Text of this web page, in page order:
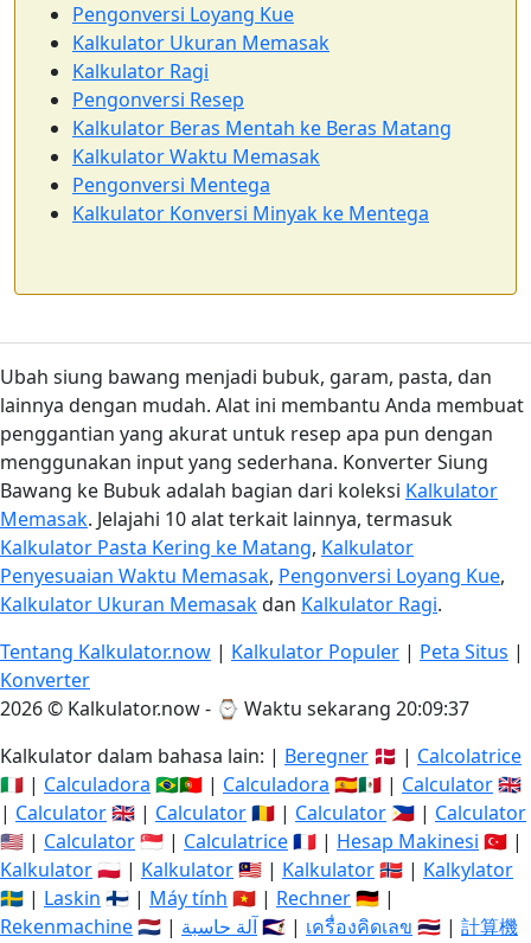
Pengonversi Loyang Kue
Kalkulator Ukuran Memasak
Kalkulator Ragi
Pengonversi Resep
Kalkulator Beras Mentah ke Beras Matang
Kalkulator Waktu Memasak
Pengonversi Mentega
Kalkulator Konversi Minyak ke Mentega
Ubah siung bawang menjadi bubuk, garam, pasta, dan
lainnya dengan mudah. Alat ini membantu Anda membuat
penggantian yang akurat untuk resep apa pun dengan
menggunakan input yang sederhana. Konverter Siung
Bawang ke Bubuk adalah bagian dari koleksi Kalkulator
Memasak. Jelajahi 10 alat terkait lainnya, termasuk
Kalkulator Pasta Kering ke Matang, Kalkulator
Penyesuaian Waktu Memasak, Pengonversi Loyang Kue,
Kalkulator Ukuran Memasakdan Kalkulator Ragi.
Tentang Kalkulator.now | Kalkulator Populer | Peta Situs |
Konverter
2026 © Kalkulator.now - ⌚ Waktu sekarang 20:09:37
Kalkulator dalam bahasa lain: | Beregner 🇩🇰 | Calcolatrice
🇮🇹 | Calculadora 🇧🇷🇵🇹 | Calculadora 🇪🇸🇲🇽 | Calculator🇬🇧
| Calculator🇬🇧 | Calculator🇷🇴 | Calculator 🇵🇭 | Calculator
🇺🇸 | Calculator🇸🇬 | Calculatrice🇫🇷 | Hesap Makinesi 🇹🇷 |
Kalkulator🇵🇱 | Kalkulator🇲🇾 | Kalkulator🇳🇴 | Kalkylator
🇸🇪 | Laskin 🇫🇮 | Máy tính 🇻🇳 | Rechner🇩🇪 |
Rekenmachine🇳🇱 | آلة حاسبة🇸🇦 | เครื่องคิดเลข 🇹🇭 | 計算機